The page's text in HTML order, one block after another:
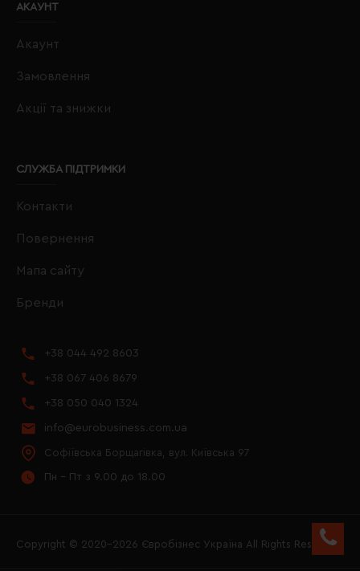
АКАУНТ
Акаунт
Замовлення
Акції та знижки
СЛУЖБА ПІДТРИМКИ
Контакти
Повернення
Мапа сайту
Бренди
+38 044 492 8603
+38 067 406 8679
+38 050 040 1324
info@eurobusiness.com.ua
Софіївська Борщагівка, вул. Київська 97
Пн - Пт з 9.00 до 18.00
Copyright © 2020–2026 Євробізнес Україна All Rights Reserved